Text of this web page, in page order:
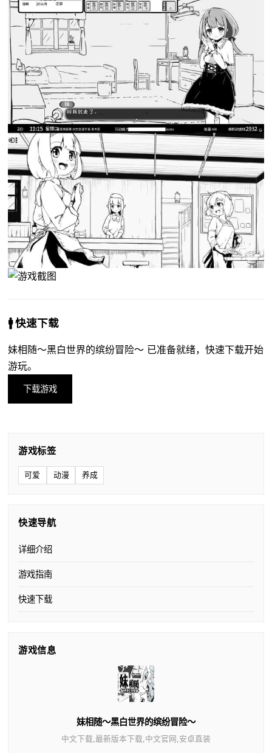
🚹 快速下载
妹相随～黑白世界的缤纷冒险～ 已准备就绪，快速下载开始
游玩。
下载游戏
游戏标签
可爱 动漫 养成
快速导航
详细介绍
游戏指南
快速下载
游戏信息
妹相随～黑白世界的缤纷冒险～
中文下载,最新版本下载,中文官网,安卓直装